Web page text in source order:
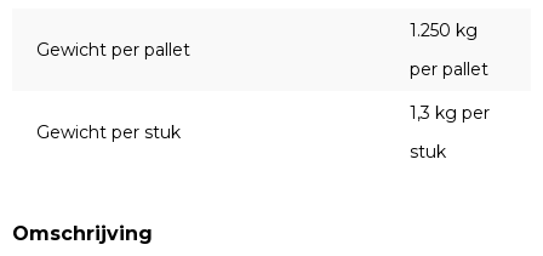
Gewicht per pallet
1.250 kg
per pallet
Gewicht per stuk
1,3 kg per
stuk
Omschrijving